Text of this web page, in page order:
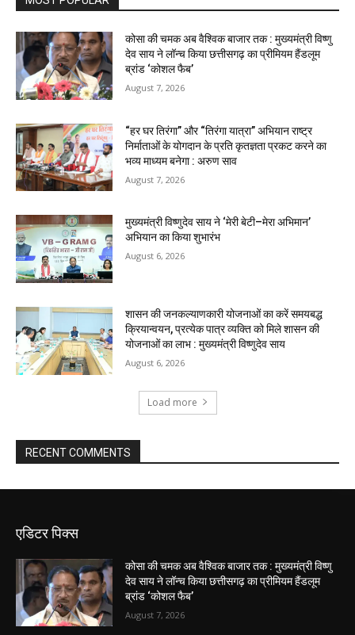
कोसा की चमक अब वैश्विक बाजार तक : मुख्यमंत्री विष्णु
देव साय ने लॉन्च किया छत्तीसगढ़ का प्रीमियम हैंडलूम
ब्रांड ‘कोशल फैब’
August 7, 2026
“हर घर तिरंगा” और “तिरंगा यात्रा” अभियान राष्ट्र
निर्माताओं के योगदान के प्रति कृतज्ञता प्रकट करने का
भव्य माध्यम बनेगा : अरुण साव
August 7, 2026
मुख्यमंत्री विष्णुदेव साय ने ‘मेरी बेटी–मेरा अभिमान’
अभियान का किया शुभारंभ
August 6, 2026
शासन की जनकल्याणकारी योजनाओं का करें समयबद्ध
क्रियान्वयन, प्रत्येक पात्र व्यक्ति को मिले शासन की
योजनाओं का लाभ : मुख्यमंत्री विष्णुदेव साय
August 6, 2026
Load more
RECENT COMMENTS
एडिटर पिक्स
कोसा की चमक अब वैश्विक बाजार तक : मुख्यमंत्री विष्णु
देव साय ने लॉन्च किया छत्तीसगढ़ का प्रीमियम हैंडलूम
ब्रांड ‘कोशल फैब’
August 7, 2026